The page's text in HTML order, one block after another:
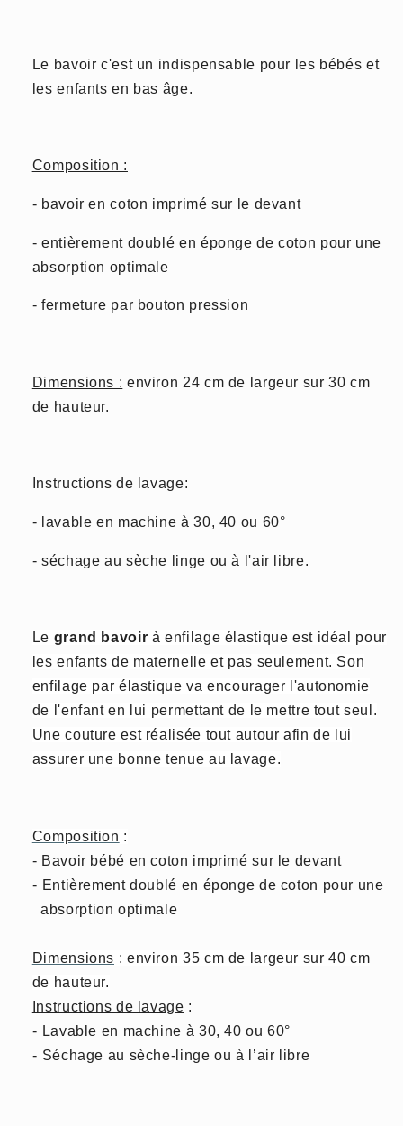
Le bavoir c'est un indispensable pour les bébés et
les enfants en bas âge.
Composition :
- bavoir en coton imprimé sur le devant
- entièrement doublé en éponge de coton pour une
absorption optimale
- fermeture par bouton pression
Dimensions : environ 24 cm de largeur sur 30 cm
de hauteur.
Instructions de lavage:
- lavable en machine à 30, 40 ou 60°
- séchage au sèche linge ou à l'air libre.
Le grand bavoir à enfilage élastique est idéal pour
les enfants de maternelle et pas seulement. Son
enfilage par élastique va encourager l'autonomie
de l'enfant en lui permettant de le mettre tout seul.
Une couture est réalisée tout autour afin de lui
assurer une bonne tenue au lavage.
Composition :
- Bavoir bébé en coton imprimé sur le devant
- Entièrement doublé en éponge de coton pour une
absorption optimale
Dimensions : environ 35 cm de largeur sur 40 cm
de hauteur.
Instructions de lavage :
- Lavable en machine à 30, 40 ou 60°
- Séchage au sèche-linge ou à l’air libre